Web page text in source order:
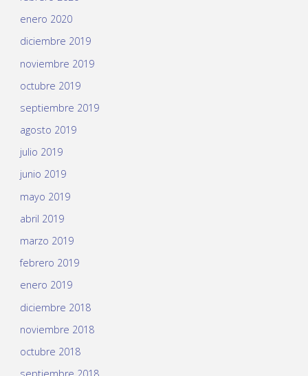
enero 2020
diciembre 2019
noviembre 2019
octubre 2019
septiembre 2019
agosto 2019
julio 2019
junio 2019
mayo 2019
abril 2019
marzo 2019
febrero 2019
enero 2019
diciembre 2018
noviembre 2018
octubre 2018